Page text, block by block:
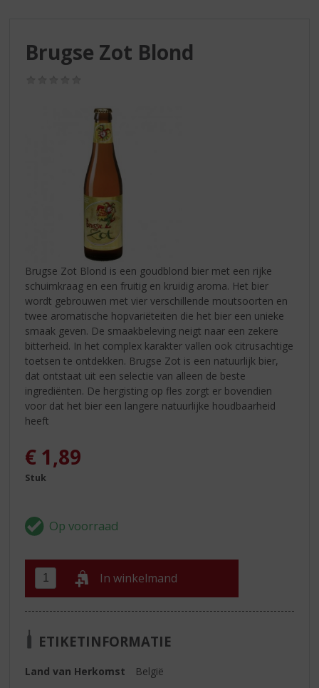
Brugse Zot Blond
Brugse Zot Blond is een goudblond bier met een rijke
schuimkraag en een fruitig en kruidig aroma. Het bier
wordt gebrouwen met vier verschillende moutsoorten en
twee aromatische hopvariëteiten die het bier een unieke
smaak geven. De smaakbeleving neigt naar een zekere
bitterheid. In het complex karakter vallen ook citrusachtige
toetsen te ontdekken. Brugse Zot is een natuurlijk bier,
dat ontstaat uit een selectie van alleen de beste
ingrediënten. De hergisting op fles zorgt er bovendien
voor dat het bier een langere natuurlijke houdbaarheid
heeft
€ 1,89
Stuk
In winkelmand
ETIKETINFORMATIE
Land van Herkomst
België